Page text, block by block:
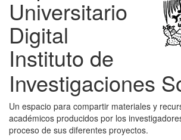
Universitario
Digital
Instituto de
Investigaciones
Un espacio para compartir materiales y
académicos producidos por los
proceso de sus diferentes proyectos.